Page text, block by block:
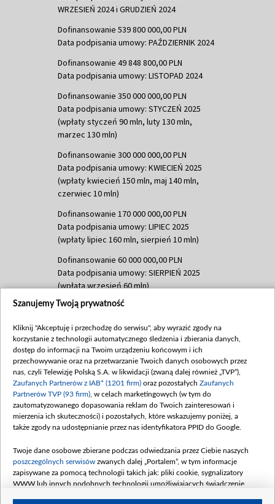
WRZESIEŃ 2024 i GRUDZIEŃ 2024
Dofinansowanie 539 800 000,00 PLN
Data podpisania umowy: PAŹDZIERNIK 2024
Dofinansowanie 49 848 800,00 PLN
Data podpisania umowy: LISTOPAD 2024
Dofinansowanie 350 000 000,00 PLN
Data podpisania umowy: STYCZEŃ 2025
(wpłaty styczeń 90 mln, luty 130 mln,
marzec 130 mln)
Dofinansowanie 300 000 000,00 PLN
Data podpisania umowy: KWIECIEŃ 2025
(wpłaty kwiecień 150 mln, maj 140 mln,
czerwiec 10 mln)
Dofinansowanie 170 000 000,00 PLN
Data podpisania umowy: LIPIEC 2025
(wpłaty lipiec 160 mln, sierpień 10 mln)
Dofinansowanie 60 000 000,00 PLN
Data podpisania umowy: SIERPIEŃ 2025
(wpłata wrzesień 60 mln)
Dofinansowanie 635 783 051,21 PLN
(wpłata wrzesień 100 mln, październik 350
mln, listopad 265 mln)
Dofinansowanie 48 862 000,00 PLN
Data podpisania umowy: GRUDZIEŃ 2025
(wpłata grudzień 60,548 mln)
Dofinansowanie 900 000 000,00 PLN
Data podpisania umowy: LUTY 2026 (wpłata
kwiecień 180 mln, 7 maja 180 mln, 8
czerwca 90 mln)
Dofinansowanie 250 000 000,00 PLN
Szanujemy Twoją prywatność
Kliknij "Akceptuję i przechodzę do serwisu", aby wyrazić zgody na
korzystanie z technologii automatycznego śledzenia i zbierania danych,
dostęp do informacji na Twoim urządzeniu końcowym i ich
przechowywanie oraz na przetwarzanie Twoich danych osobowych przez
nas, czyli Telewizję Polską S.A. w likwidacji (zwaną dalej również „TVP”),
Zaufanych Partnerów z IAB* (1201 firm) oraz pozostałych Zaufanych
Partnerów TVP (93 firm) , w celach marketingowych (w tym do
zautomatyzowanego dopasowania reklam do Twoich zainteresowań i
mierzenia ich skuteczności) i pozostałych, które wskazujemy poniżej, a
także zgody na udostępnianie przez nas identyfikatora PPID do Google.
Twoje dane osobowe zbierane podczas odwiedzania przez Ciebie naszych
poszczególnych serwisów zwanych dalej „Portalem”, w tym informacje
zapisywane za pomocą technologii takich jak: pliki cookie, sygnalizatory
WWW lub innych podobnych technologii umożliwiających świadczenie